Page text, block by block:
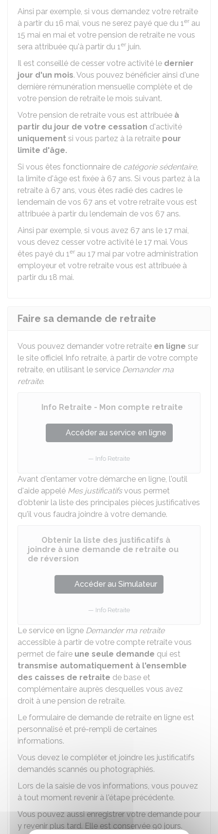
Ainsi par exemple, si vous demandez votre retraite
à partir du 16 mai, vous ne serez payé que du 1er au
15 mai en mai et votre pension de retraite ne vous
sera attribuée qu'à partir du 1er juin.
Il est conseillé de cesser votre activité le dernier
jour d'un mois. Vous pouvez bénéficier ainsi d'une
dernière rémunération mensuelle complète et de
votre pension de retraite le mois suivant.
Votre pension de retraite vous est attribuée à
partir du jour de votre cessation d'activité
uniquement si vous partez à la retraite pour
limite d'âge.
Si vous êtes fonctionnaire de catégorie sédentaire,
la limite d'âge est fixée à 67 ans. Si vous partez à la
retraite à 67 ans, vous êtes radié des cadres le
lendemain de vos 67 ans et votre retraite vous est
attribuée à partir du lendemain de vos 67 ans.
Ainsi par exemple, si vous avez 67 ans le 17 mai,
vous devez cesser votre activité le 17 mai. Vous
êtes payé du 1er au 17 mai par votre administration
employeur et votre retraite vous est attribuée à
partir du 18 mai.
Faire sa demande de retraite
Vous pouvez demander votre retraite en ligne sur
le site officiel Info retraite, à partir de votre compte
retraite, en utilisant le service Demander ma
retraite.
Info Retraite - Mon compte retraite
Accéder au service en ligne
Info Retraite
Avant d'entamer votre démarche en ligne, l'outil
d'aide appelé Mes justificatifsvous permet
d'obtenir la liste des principales pièces justificatives
qu'il vous faudra joindre à votre demande.
Obtenir la liste des justificatifs à
joindre à une demande de retraite ou
de réversion
Accéder au Simulateur
Info Retraite
Le service en ligne Demander ma retraite
accessible à partir de votre compte retraite vous
permet de faire une seule demande qui est
transmise automatiquement à l'ensemble
des caisses de retraite de base et
complémentaire auprès desquelles vous avez
droit à une pension de retraite.
Le formulaire de demande de retraite en ligne est
personnalisé et pré-rempli de certaines
informations.
Vous devez le compléter et joindre les justificatifs
demandés scannés ou photographiés.
Lors de la saisie de vos informations, vous pouvez
à tout moment revenir à l'étape précédente.
Vous pouvez aussi enregistrer votre demande pour
y revenir plus tard. Elle est conservée 90 jours.